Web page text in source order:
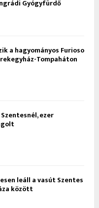
Gyógyfürdő
a hagyományos Furioso
Tompaháton
ezer
leáll a vasút Szentes
között